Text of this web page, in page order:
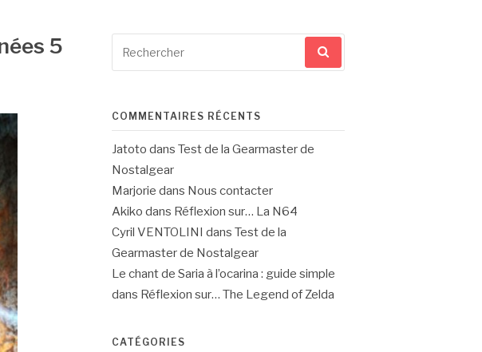
5
pour
COMMENTAIRES RÉCENTS
Jatoto dans Test de la Gearmaster de
Nostalgear
Marjorie dans Nous contacter
Akiko dans Réflexion sur… La N64
Cyril VENTOLINI dans Test de la
Gearmaster de Nostalgear
Le chant de Saria à l’ocarina : guide simple
dans Réflexion sur… The Legend of Zelda
CATÉGORIES